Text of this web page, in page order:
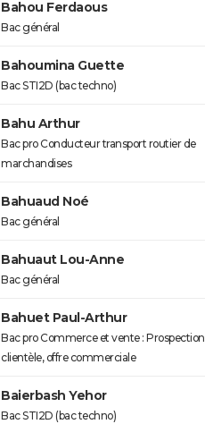
Bahou Ferdaous
Bac général
Bahoumina Guette
Bac STI2D (bac techno)
Bahu Arthur
Bac pro Conducteur transport routier de
marchandises
Bahuaud Noé
Bac général
Bahuaut Lou-Anne
Bac général
Bahuet Paul-Arthur
Bac pro Commerce et vente : Prospection
clientèle, offre commerciale
Baierbash Yehor
Bac STI2D (bac techno)